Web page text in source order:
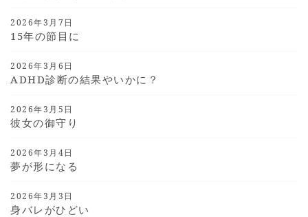
2026年3月7日
15年の節目に
2026年3月6日
ADHD診断の結果やいかに？
2026年3月5日
彼女の御守り
2026年3月4日
夢が形になる
2026年3月3日
身バレがひどい